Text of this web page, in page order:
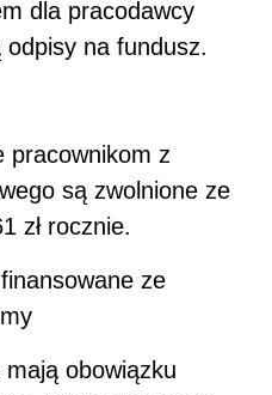
dla pracodawcy
na fundusz.
pracownikom z
są zwolnione ze
zł rocznie.
ze
obowiązku